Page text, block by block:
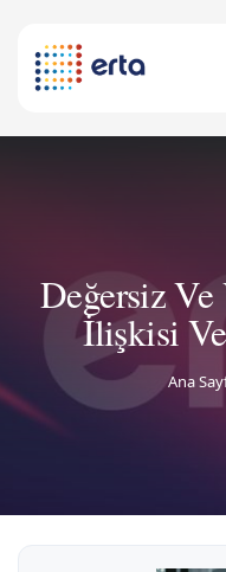
Değersiz
İlişkisi
Ana